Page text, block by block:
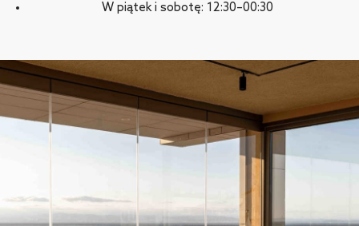
W piątek i sobotę: 12:30–00:30